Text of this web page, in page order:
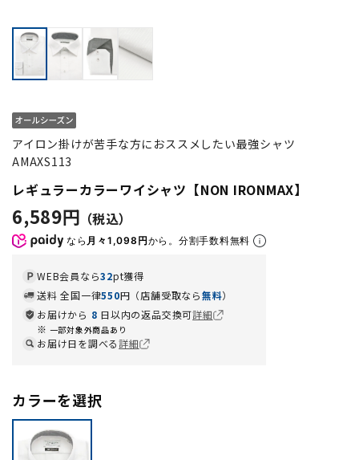
アイロン掛けが苦手な方におススメしたい最強シャツ
AMAXS113
レギュラーカラーワイシャツ【NON IRONMAX】
6,589円
なら 月々1,098円から。分割手数料無料
WEB会員なら32pt獲得
送料 全国一律550円（店舗受取なら無料）
お届けから 8 日以内の返品交換可詳細
一部対象外商品あり
お届け日を調べる詳細
カラーを選択